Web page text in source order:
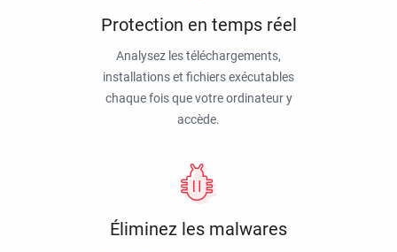
Protection en temps réel
Analysez les téléchargements,
installations et fichiers exécutables
chaque fois que votre ordinateur y
accède.
Éliminez les malwares